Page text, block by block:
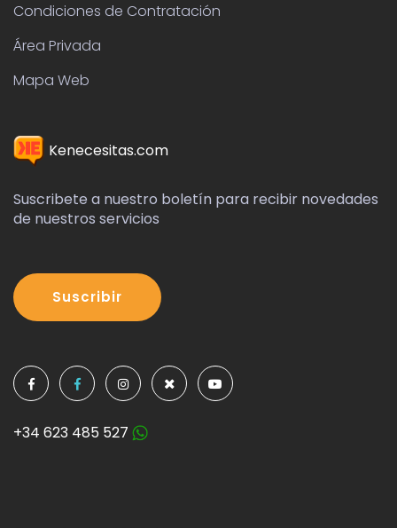
Condiciones de Contratación
Área Privada
Mapa Web
Kenecesitas.com
Suscribete a nuestro boletín para recibir novedades
de nuestros servicios
Suscribir
+34 623 485 527